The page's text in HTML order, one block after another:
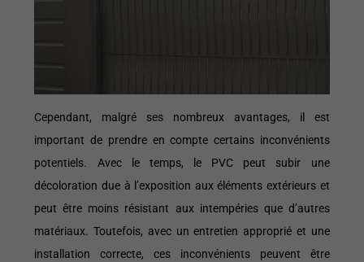
Cependant, malgré ses nombreux avantages, il est
important de prendre en compte certains inconvénients
potentiels. Avec le temps, le PVC peut subir une
décoloration due à l’exposition aux éléments extérieurs et
peut être moins résistant aux intempéries que d’autres
matériaux. Toutefois, avec un entretien approprié et une
installation correcte, ces inconvénients peuvent être